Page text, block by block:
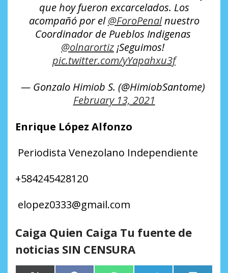
que hoy fueron excarcelados. Los
acompañó por el@ForoPenalnuestro
Coordinador de Pueblos Indigenas
@olnarortiz¡Seguimos!
pic.twitter.com/yYapahxu3f
— Gonzalo Himiob S. (@HimiobSantome)
February 13, 2021
Enrique López Alfonzo
Periodista Venezolano Independiente
+584245428120
elopez0333@gmail.com
Caiga Quien Caiga Tu fuente de
noticias SIN CENSURA